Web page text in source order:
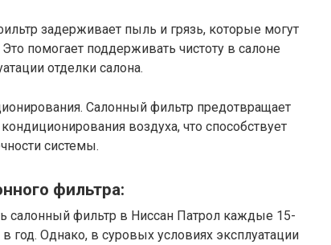
задерживает пыль и грязь, которые могут
помогает поддерживать чистоту в салоне
отделки салона.
Салонный фильтр предотвращает
воздуха, что способствует
системы.
фильтра:
салонный фильтр в Ниссан Патрол каждые 15-
год. Однако, в суровых условиях эксплуатации